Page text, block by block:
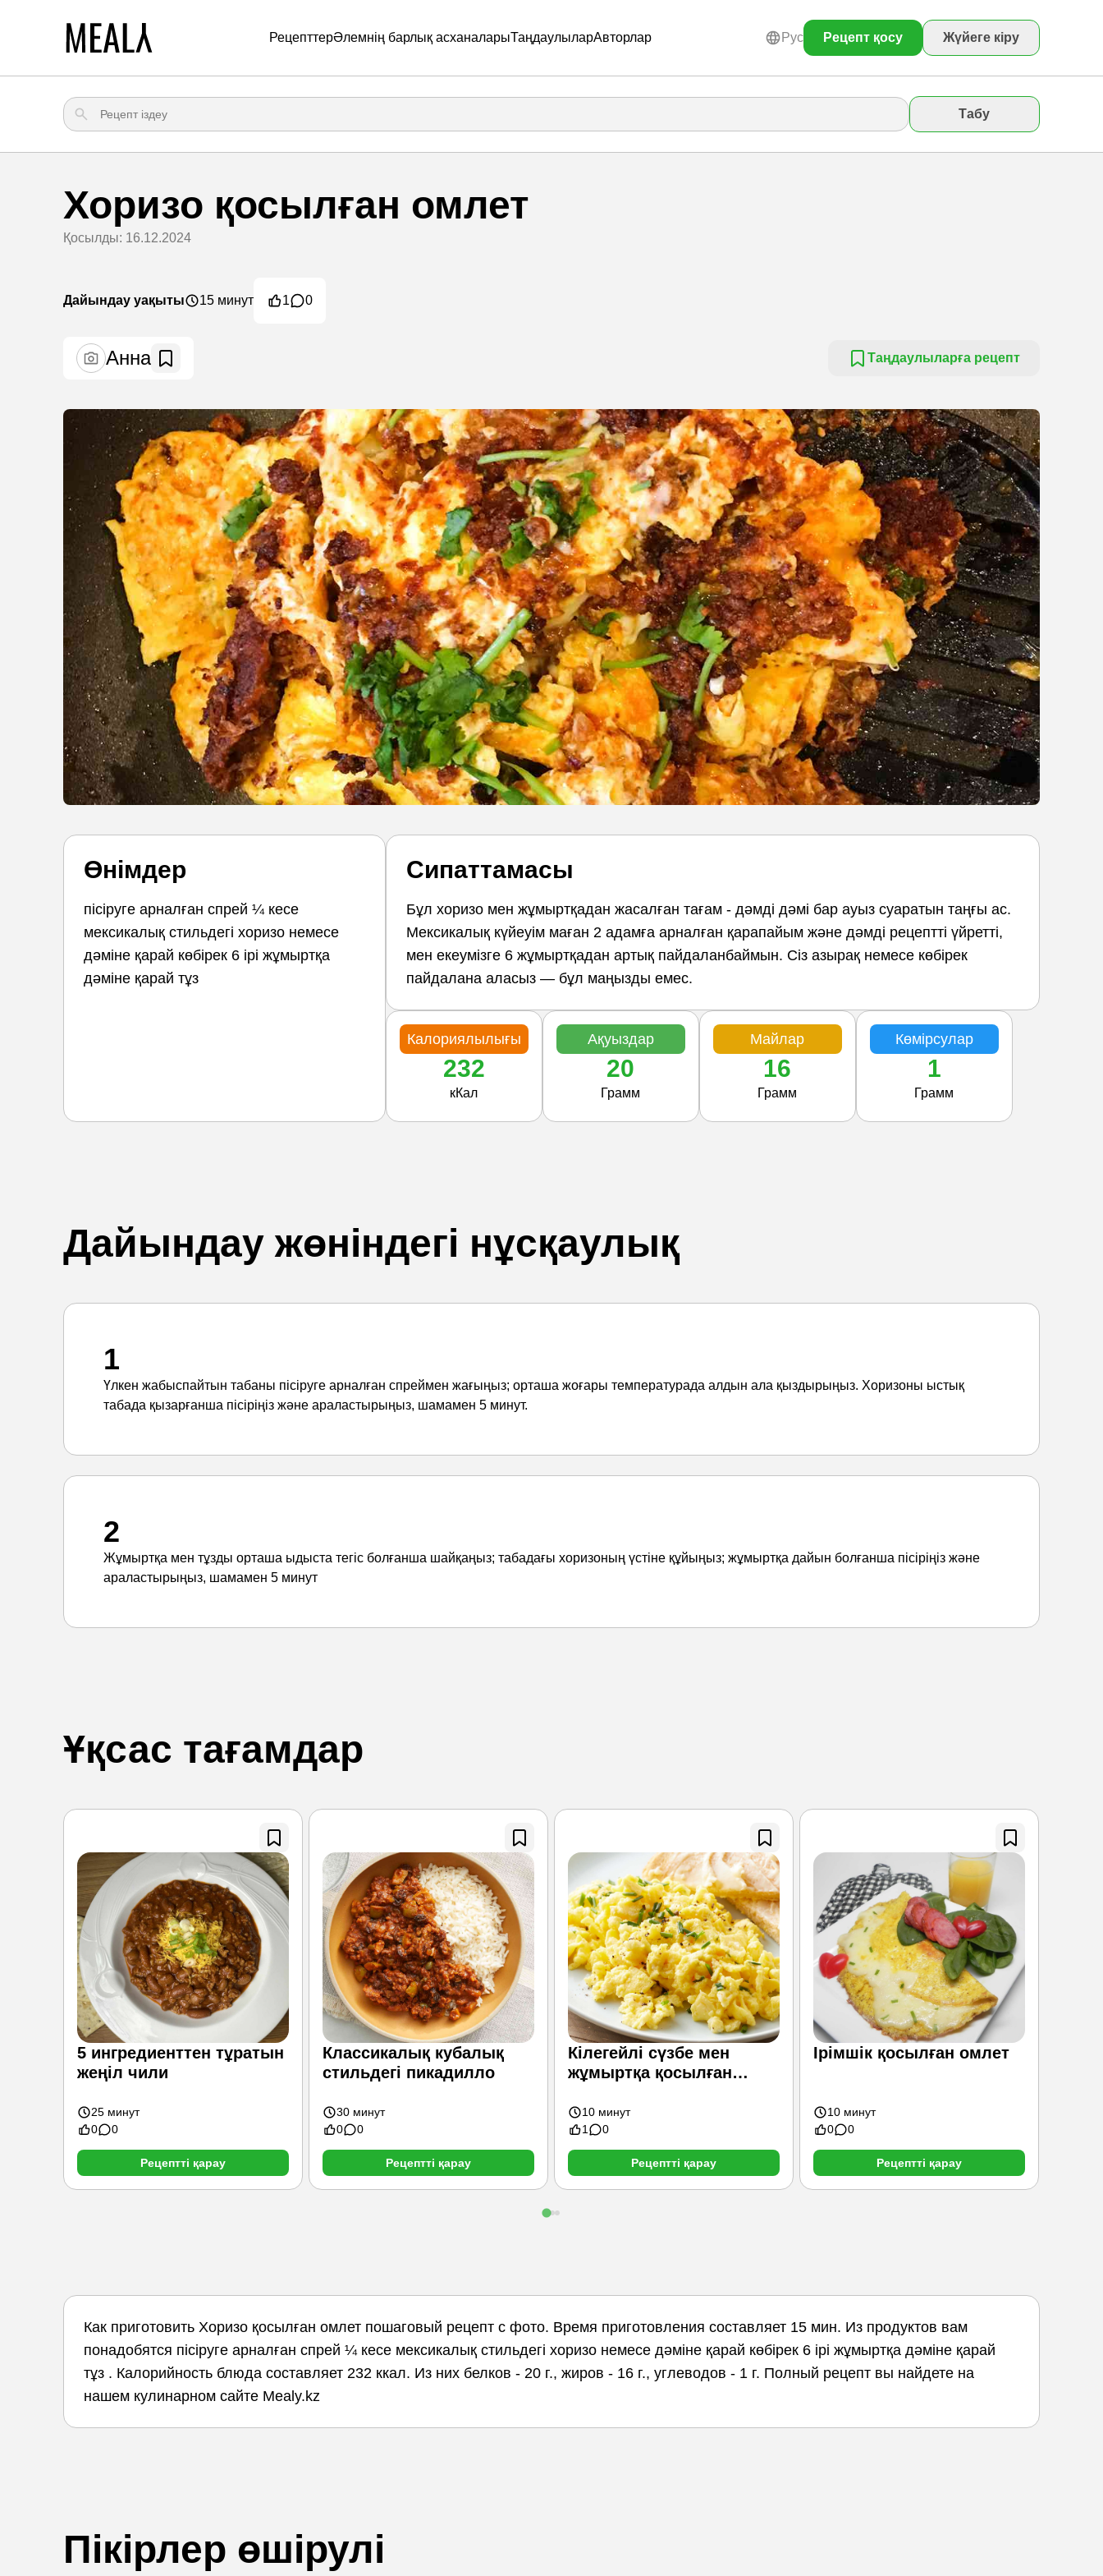
РецепттерӘлемнің барлық асханаларыТаңдаулыларАвторлар Рус Рецепт қосу Жүйеге кіру
Табу
Хоризо қосылған омлет
Қосылды: 16.12.2024
1 0
Дайындау уақыты 15 минут
Анна Таңдаулыларға рецепт
Өнімдер
пісіруге арналған спрей ¼ кесе
мексикалық стильдегі хоризо немесе
дәміне қарай көбірек 6 ірі жұмыртқа
дәміне қарай тұз
Сипаттамасы
Бұл хоризо мен жұмыртқадан жасалған тағам - дәмді дәмі бар ауыз суаратын таңғы ас.
Мексикалық күйеуім маған 2 адамға арналған қарапайым және дәмді рецептті үйретті,
мен екеумізге 6 жұмыртқадан артық пайдаланбаймын. Сіз азырақ немесе көбірек
пайдалана аласыз — бұл маңызды емес.
Калориялылығы
232
кКал
Ақуыздар
20
Грамм
Майлар
16
Грамм
Көмірсулар
1
Грамм
Дайындау жөніндегі нұсқаулық
1
Үлкен жабыспайтын табаны пісіруге арналған спреймен жағыңыз; орташа жоғары температурада алдын ала қыздырыңыз. Хоризоны ыстық
табада қызарғанша пісіріңіз және араластырыңыз, шамамен 5 минут.
2
Жұмыртқа мен тұзды орташа ыдыста тегіс болғанша шайқаңыз; табадағы хоризоның үстіне құйыңыз; жұмыртқа дайын болғанша пісіріңіз және
араластырыңыз, шамамен 5 минут
Ұқсас тағамдар
5 ингредиенттен тұратын
жеңіл чили
25 минут
0
0
Рецептті қарау
Классикалық кубалық
стильдегі пикадилло
30 минут
0
0
Рецептті қарау
Кілегейлі сүзбе мен
жұмыртқа қосылған
10 минут
1
0
Рецептті қарау
Ірімшік қосылған омлет
10 минут
0
0
Рецептті қарау
Как приготовить Хоризо қосылған омлет пошаговый рецепт с фото. Время приготовления составляет 15 мин. Из продуктов вам
понадобятся пісіруге арналған спрей ¼ кесе мексикалық стильдегі хоризо немесе дәміне қарай көбірек 6 ірі жұмыртқа дәміне қарай
тұз . Калорийность блюда составляет 232 ккал. Из них белков - 20 г., жиров - 16 г., углеводов - 1 г. Полный рецепт вы найдете на
нашем кулинарном сайте Mealy.kz
Пікірлер өшірулі